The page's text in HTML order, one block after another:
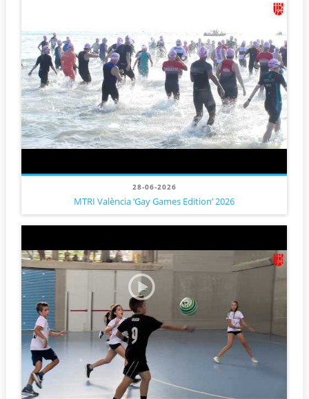
28-06-2026
MTRI València ‘Gay Games Edition’ 2026